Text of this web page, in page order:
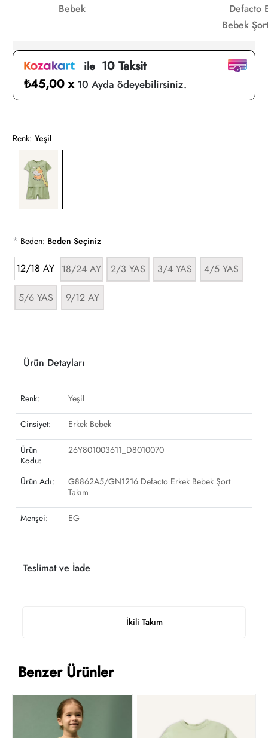
Bebek
Defacto
Bebek
ile10 Taksit
₺45,00 x 10 Ayda ödeyebilirsiniz.
Renk: Yeşil
* Beden: Beden Seçiniz
12/18 AY 18/24 AY 2/3 YAS 3/4 YAS 4/5 YAS
5/6 YAS 9/12 AY
İkili Takım
Ürün Detayları
Renk: Yeşil
Cinsiyet: Erkek Bebek
Ürün
Kodu:
26Y801003611_D8010070
Ürün Adı:
G8862A5/GN1216 Defacto Erkek Bebek Şort
Takım
Menşei: EG
Teslimat ve İade
Benzer Ürünler